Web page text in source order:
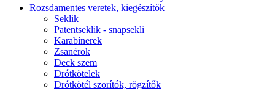
Rozsdamentes veretek, kiegészítők
Seklik
Patentseklik - snapsekli
Karabínerek
Zsanérok
Deck szem
Drótkötelek
Drótkötél szorítók, rögzítők